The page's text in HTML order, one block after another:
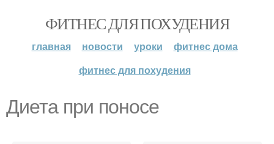
ФИТНЕС ДЛЯ ПОХУДЕНИЯ
главная новости уроки
фитнес дома
фитнес для похудения
Диета при поносе